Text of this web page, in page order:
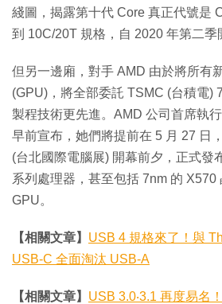
綫圖，揭露第十代 Core 真正代號是
到 10C/20T 規格，自 2020 年第二季
但另一邊廂，對手 AMD 由於將所有
(GPU)，將全部委託 TSMC (台積電)
製程技術更先進。AMD 公司首席執
早前宣布，她們將提前在 5 月 27 日
(台北國際電腦展) 開幕前夕，正式發
系列處理器，甚至包括 7nm 的 X570
GPU。
【相關文章】 USB 4 規格來了！與
USB-C 全面淘汰 USB-A
【相關文章】 USB 3.0‧3.1 再度易名